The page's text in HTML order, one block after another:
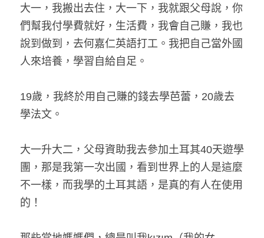
大一，我搬出去住，大一下，我就跟父母說，你
們幫我付學費就好，生活費，我會自己賺，我也
說到做到，去何嘉仁英語打工。我把自己當外國
人來培養，學習自給自足。
19歲，我終於用自己賺的錢去學芭蕾，20歲去
學法文。
大一升大二，父母資助我去參加土耳其40天遊學
團，那是我第一次出國，看到世界上的人是這麼
不一樣，而我學的土耳其語，是真的有人在使用
的！